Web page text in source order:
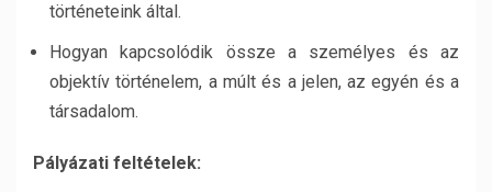
történeteink által.
Hogyan kapcsolódik össze a személyes és az
objektív történelem, a múlt és a jelen, az egyén és a
társadalom.
Pályázati feltételek: